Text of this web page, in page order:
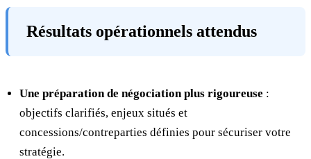
Résultats opérationnels attendus
Une préparation de négociation plus rigoureuse :
objectifs clarifiés, enjeux situés et
concessions/contreparties définies pour sécuriser votre
stratégie.